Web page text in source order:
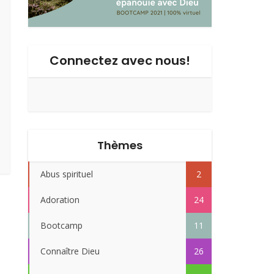
Connectez avec nous!
Thèmes
Abus spirituel 2
Adoration 24
Bootcamp 11
Connaître Dieu 26